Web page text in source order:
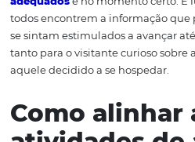
conversão dessas
entender que os hóspedes
estimulados na sua jornada
passo é assimilar como eles
atraí-los para o seu site ou
disponibilizar conteúdos que,